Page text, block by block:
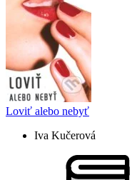
Loviť alebo nebyť
Iva Kučerová